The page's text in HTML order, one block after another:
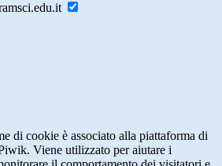
di cookie è associato alla piattaforma di
Viene utilizzato per aiutare i